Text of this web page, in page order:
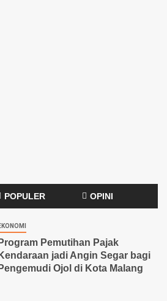
POPULER OPINI
Program Pemutihan Pajak
Kendaraan jadi Angin Segar bagi
Pengemudi Ojol di Kota Malang